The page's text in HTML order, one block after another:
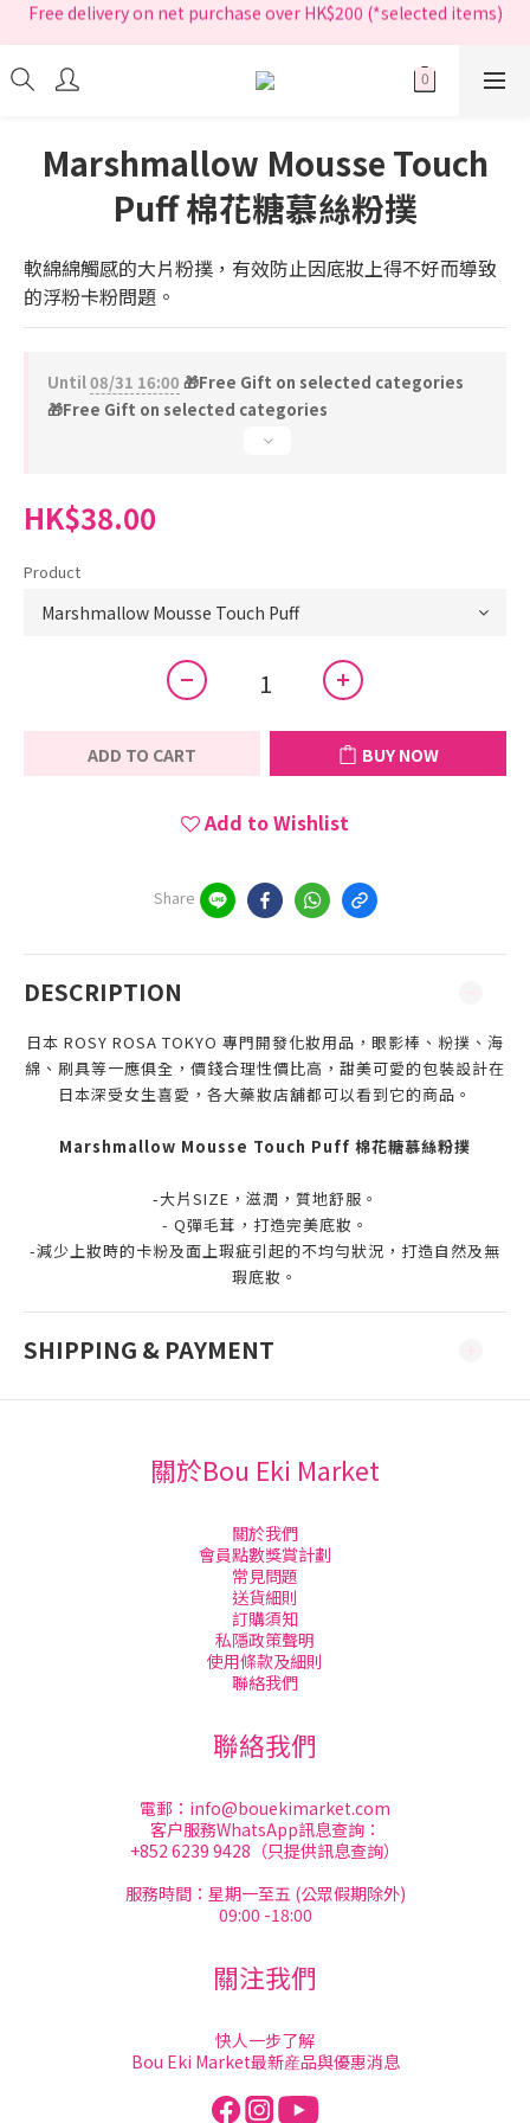
指定正價產品買滿$200享免運費
Free delivery on net purchase over HK$200 (*selected items)
指定正價產品買滿$200享免運費
Marshmallow Mousse Touch
Puff 棉花糖慕絲粉撲
軟綿綿觸感的大片粉撲，有效防止因底妝上得不好而導致
的浮粉卡粉問題。
Until08/31 16:00 🎁Free Gift on selected categories
🎁Free Gift on selected categories
HK$38.00
Product
ADD TO CART BUY NOW
Add to Wishlist
Share
DESCRIPTION
日本 ROSY ROSA TOKYO 專門開發化妝用品，眼影棒、粉撲、海
綿、刷具等一應俱全，價錢合理性價比高，甜美可愛的包裝設計在
日本深受女生喜愛，各大藥妝店舖都可以看到它的商品。
Marshmallow Mousse Touch Puff 棉花糖慕絲粉撲
-大片SIZE，滋潤，質地舒服。
- Q彈毛茸，打造完美底妝。
-減少上妝時的卡粉及面上瑕疵引起的不均勻狀況，打造自然及無
瑕底妝。
SHIPPING & PAYMENT
關於Bou Eki Market
關於我們
會員點數獎賞計劃
常見問題
送貨細則
訂購須知
私隱政策聲明
使用條款及細則
聯絡我們
聯絡我們
電郵： info@bouekimarket.com
客户服務WhatsApp訊息查詢：
+852 6239 9428（只提供訊息查詢）
服務時間：星期一至五 (公眾假期除外)
09:00 -18:00
關注我們
快人一步了解
Bou Eki Market最新産品與優惠消息